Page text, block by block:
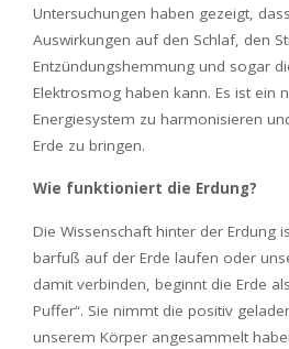
Untersuchungen haben gezeigt,
Auswirkungen auf den Schlaf, den
Entzündungshemmung und sogar
Elektrosmog haben kann. Es ist ein
Energiesystem zu harmonisieren
Erde zu bringen.
Wie funktioniert die Erdung?
Die Wissenschaft hinter der Erdung
barfuß auf der Erde laufen oder
damit verbinden, beginnt die Erde
Puffer“. Sie nimmt die positiv
unserem Körper angesammelt